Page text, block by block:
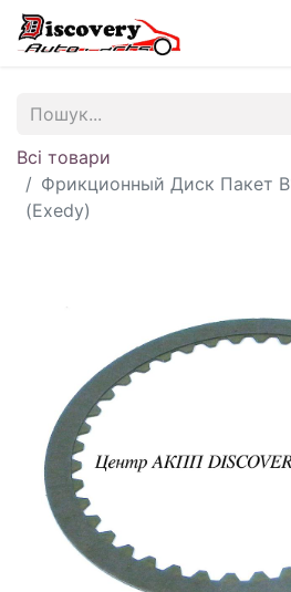
Всі товари
Фрикционный Диск Пакет
(Exedy)